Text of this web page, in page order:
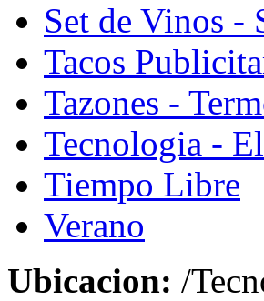
Set de Vinos -
Tacos
Tazones -
Tecnologia -
Tiempo Libre
Verano
Ubicacion: /